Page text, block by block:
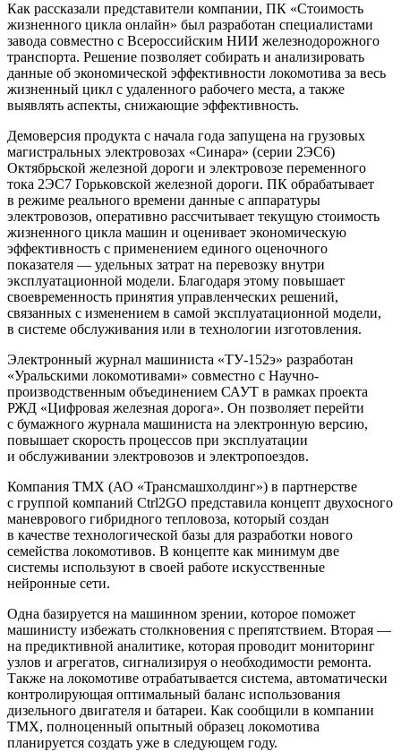
Как рассказали представители компании, ПК «Стоимость
жизненного цикла онлайн» был разработан специалистами
завода совместно с Всероссийским НИИ железнодорожного
транспорта. Решение позволяет собирать и анализировать
данные об экономической эффективности локомотива за весь
жизненный цикл с удаленного рабочего места, а также
выявлять аспекты, снижающие эффективность.
Демоверсия продукта с начала года запущена на грузовых
магистральных электровозах «Синара» (серии 2ЭС6)
Октябрьской железной дороги и электровозе переменного
тока 2ЭС7 Горьковской железной дороги. ПК обрабатывает
в режиме реального времени данные с аппаратуры
электровозов, оперативно рассчитывает текущую стоимость
жизненного цикла машин и оценивает экономическую
эффективность с применением единого оценочного
показателя — удельных затрат на перевозку внутри
эксплуатационной модели. Благодаря этому повышает
своевременность принятия управленческих решений,
связанных с изменением в самой эксплуатационной модели,
в системе обслуживания или в технологии изготовления.
Электронный журнал машиниста «ТУ-152э» разработан
«Уральскими локомотивами» совместно с Научно-
производственным объединением САУТ в рамках проекта
РЖД «Цифровая железная дорога». Он позволяет перейти
с бумажного журнала машиниста на электронную версию,
повышает скорость процессов при эксплуатации
и обслуживании электровозов и электропоездов.
Компания ТМХ (АО «Трансмашхолдинг») в партнерстве
с группой компаний Ctrl2GO представила концепт двухосного
маневрового гибридного тепловоза, который создан
в качестве технологической базы для разработки нового
семейства локомотивов. В концепте как минимум две
системы используют в своей работе искусственные
нейронные сети.
Одна базируется на машинном зрении, которое поможет
машинисту избежать столкновения с препятствием. Вторая —
на предиктивной аналитике, которая проводит мониторинг
узлов и агрегатов, сигнализируя о необходимости ремонта.
Также на локомотиве отрабатывается система, автоматически
контролирующая оптимальный баланс использования
дизельного двигателя и батареи. Как сообщили в компании
ТМХ, полноценный опытный образец локомотива
планируется создать уже в следующем году.